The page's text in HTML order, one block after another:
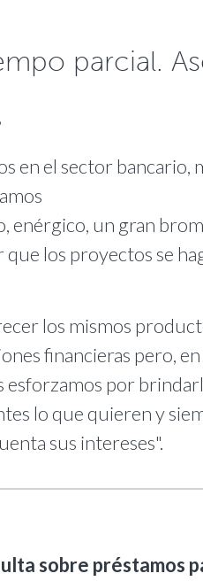
parcial.
en el sector bancario,
enérgico, un gran
que los proyectos se
los mismos
financieras pero, en
esforzamos por
lo que quieren y
sus intereses".
sobre préstamos